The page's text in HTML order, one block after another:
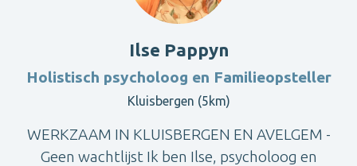
Ilse Pappyn
Holistisch psycholoog en Familieopsteller
Kluisbergen (5km)
WERKZAAM IN KLUISBERGEN EN AVELGEM -
Geen wachtlijst Ik ben Ilse, psycholoog en